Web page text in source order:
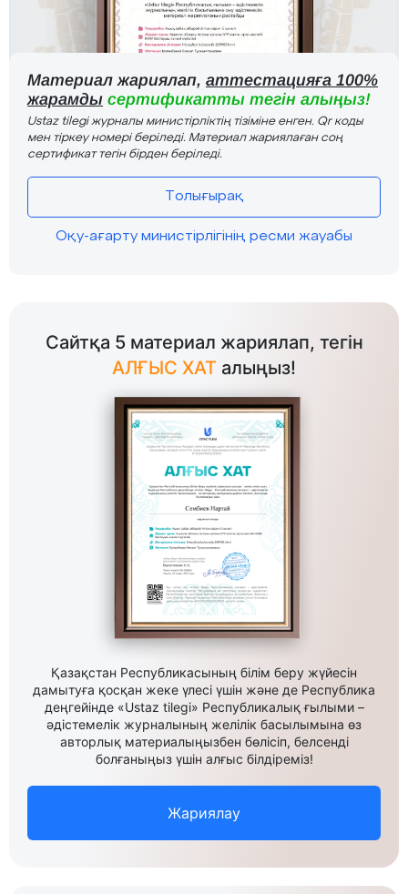
Материал жариялап, аттестацияға 100%
жарамды сертификатты тегін алыңыз!
Ustaz tilegi журналы министірліктің тізіміне енген. Qr коды
мен тіркеу номері беріледі. Материал жариялаған соң
сертификат тегін бірден беріледі.
Толығырақ
Оқу-ағарту министірлігінің ресми жауабы
Сайтқа 5 материал жариялап, тегін
АЛҒЫС ХАТ алыңыз!
Қазақстан Республикасының білім беру жүйесін
дамытуға қосқан жеке үлесі үшін және де Республика
деңгейінде «Ustaz tilegi» Республикалық ғылыми –
әдістемелік журналының желілік басылымына өз
авторлық материалыңызбен бөлісіп, белсенді
болғаныңыз үшін алғыс білдіреміз!
Жариялау